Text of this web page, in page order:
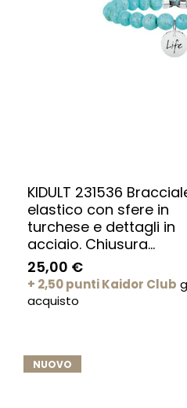
KIDULT 231536
elastico con sfere in
turchese e dettagli in
acciaio. Chiusura...
25,00 €
+ 2,50 punti Kaidor Club
acquisto
NUOVO